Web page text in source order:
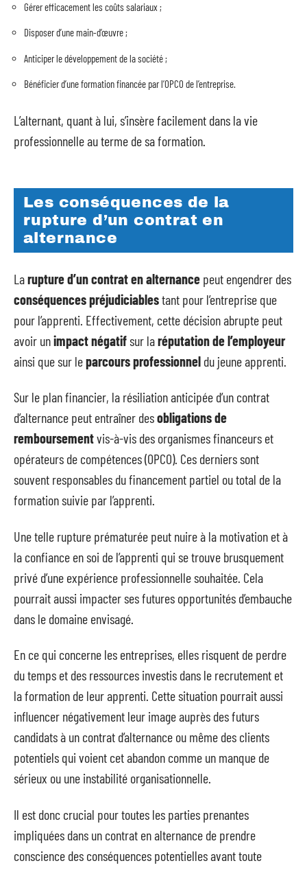
Gérer efficacement les coûts salariaux ;
Disposer d’une main-d’œuvre ;
Anticiper le développement de la société ;
Bénéficier d’une formation financée par l’OPCO de l’entreprise.
L’alternant, quant à lui, s’insère facilement dans la vie
professionnelle au terme de sa formation.
Les conséquences de la
rupture d’un contrat en
alternance
Larupture d’un contrat en alternance peut engendrer des
conséquences préjudiciablestant pour l’entreprise que
pour l’apprenti. Effectivement, cette décision abrupte peut
avoir unimpact négatifsur laréputation de l’employeur
ainsi que sur leparcours professionnel du jeune apprenti.
Sur le plan financier, la résiliation anticipée d’un contrat
d’alternance peut entraîner desobligations de
remboursementvis-à-vis des organismes financeurs et
opérateurs de compétences (OPCO). Ces derniers sont
souvent responsables du financement partiel ou total de la
formation suivie par l’apprenti.
Une telle rupture prématurée peut nuire à la motivation et à
la confiance en soi de l’apprenti qui se trouve brusquement
privé d’une expérience professionnelle souhaitée. Cela
pourrait aussi impacter ses futures opportunités d’embauche
dans le domaine envisagé.
En ce qui concerne les entreprises, elles risquent de perdre
du temps et des ressources investis dans le recrutement et
la formation de leur apprenti. Cette situation pourrait aussi
influencer négativement leur image auprès des futurs
candidats à un contrat d’alternance ou même des clients
potentiels qui voient cet abandon comme un manque de
sérieux ou une instabilité organisationnelle.
Il est donc crucial pour toutes les parties prenantes
impliquées dans un contrat en alternance de prendre
conscience des conséquences potentielles avant toute